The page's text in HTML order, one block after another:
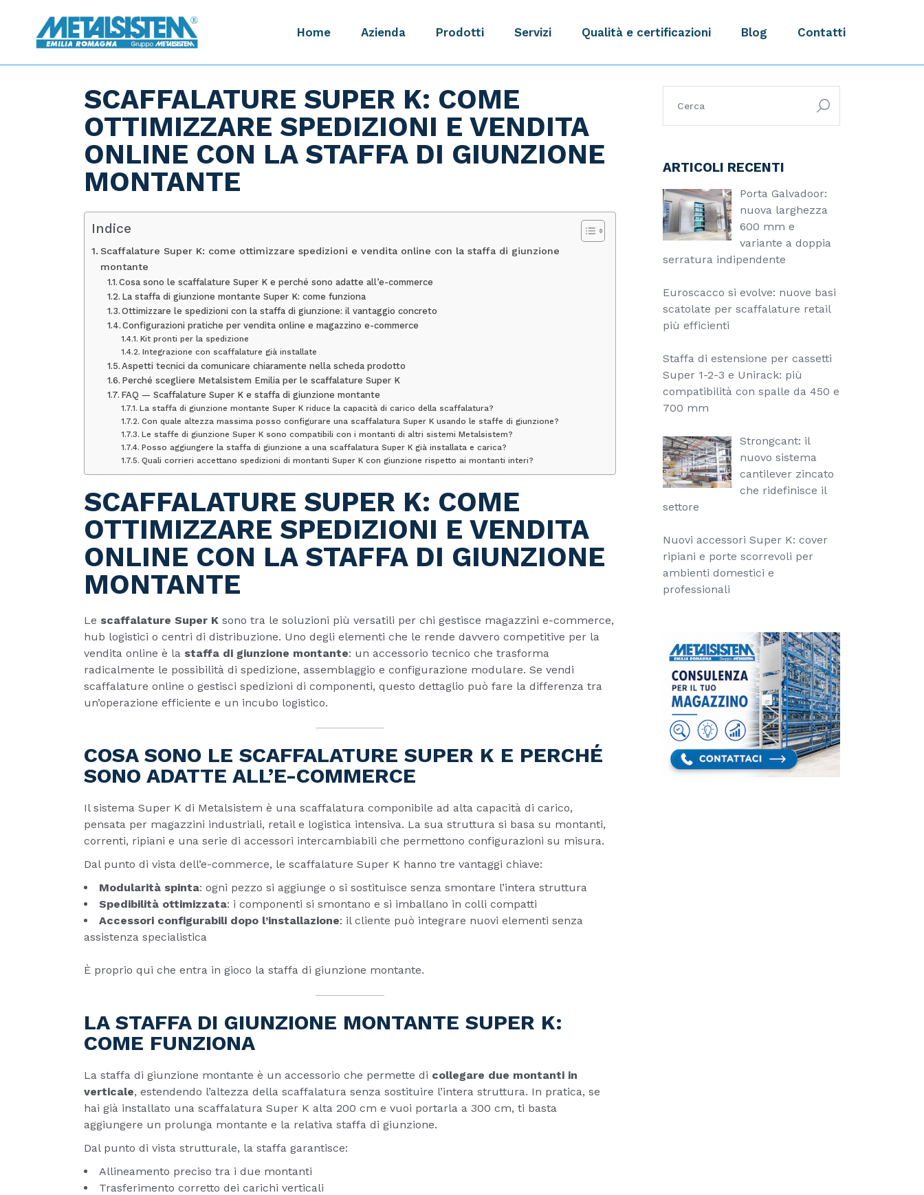
contenuto
Home Azienda Prodotti Servizi Qualità e certificazioni Blog Contatti
SCAFFALATURE SUPER K: COME
OTTIMIZZARE SPEDIZIONI E VENDITA
ONLINE CON LA STAFFA DI GIUNZIONE
MONTANTE
Indice
Scaffalature Super K: come ottimizzare spedizioni e vendita online con la staffa di giunzione
montante
Cosa sono le scaffalature Super K e perché sono adatte all’e-commerce
La staffa di giunzione montante Super K: come funziona
Ottimizzare le spedizioni con la staffa di giunzione: il vantaggio concreto
Configurazioni pratiche per vendita online e magazzino e-commerce
Kit pronti per la spedizione
Integrazione con scaffalature già installate
Aspetti tecnici da comunicare chiaramente nella scheda prodotto
Perché scegliere Metalsistem Emilia per le scaffalature Super K
FAQ — Scaffalature Super K e staffa di giunzione montante
La staffa di giunzione montante Super K riduce la capacità di carico della scaffalatura?
Con quale altezza massima posso configurare una scaffalatura Super K usando le staffe di giunzione?
Le staffe di giunzione Super K sono compatibili con i montanti di altri sistemi Metalsistem?
Posso aggiungere la staffa di giunzione a una scaffalatura Super K già installata e carica?
Quali corrieri accettano spedizioni di montanti Super K con giunzione rispetto ai montanti interi?
SCAFFALATURE SUPER K: COME
OTTIMIZZARE SPEDIZIONI E VENDITA
ONLINE CON LA STAFFA DI GIUNZIONE
MONTANTE
Le scaffalature Super K sono tra le soluzioni più versatili per chi gestisce magazzini e-commerce,
hub logistici o centri di distribuzione. Uno degli elementi che le rende davvero competitive per la
vendita online è la staffa di giunzione montante: un accessorio tecnico che trasforma
radicalmente le possibilità di spedizione, assemblaggio e configurazione modulare. Se vendi
scaffalature online o gestisci spedizioni di componenti, questo dettaglio può fare la differenza tra
un’operazione efficiente e un incubo logistico.
COSA SONO LE SCAFFALATURE SUPER K E PERCHÉ
SONO ADATTE ALL’E-COMMERCE
Il sistema Super K di Metalsistem è una scaffalatura componibile ad alta capacità di carico,
pensata per magazzini industriali, retail e logistica intensiva. La sua struttura si basa su montanti,
correnti, ripiani e una serie di accessori intercambiabili che permettono configurazioni su misura.
Dal punto di vista dell’e-commerce, le scaffalature Super K hanno tre vantaggi chiave:
Modularità spinta: ogni pezzo si aggiunge o si sostituisce senza smontare l’intera struttura
Spedibilità ottimizzata: i componenti si smontano e si imballano in colli compatti
Accessori configurabili dopo l’installazione: il cliente può integrare nuovi elementi senza
assistenza specialistica
È proprio qui che entra in gioco la staffa di giunzione montante.
LA STAFFA DI GIUNZIONE MONTANTE SUPER K:
COME FUNZIONA
La staffa di giunzione montante è un accessorio che permette di collegare due montanti in
verticale, estendendo l’altezza della scaffalatura senza sostituire l’intera struttura. In pratica, se
hai già installato una scaffalatura Super K alta 200 cm e vuoi portarla a 300 cm, ti basta
aggiungere un prolunga montante e la relativa staffa di giunzione.
Dal punto di vista strutturale, la staffa garantisce:
Allineamento preciso tra i due montanti
Trasferimento corretto dei carichi verticali
ricerca:
ARTICOLI RECENTI
Porta Galvadoor:
nuova larghezza
600 mm e
variante a doppia
serratura indipendente
Euroscacco si evolve: nuove basi
scatolate per scaffalature retail
più efficienti
Staffa di estensione per cassetti
Super 1-2-3 e Unirack: più
compatibilità con spalle da 450 e
700 mm
Strongcant: il
nuovo sistema
cantilever zincato
che ridefinisce il
settore
Nuovi accessori Super K: cover
ripiani e porte scorrevoli per
ambienti domestici e
professionali